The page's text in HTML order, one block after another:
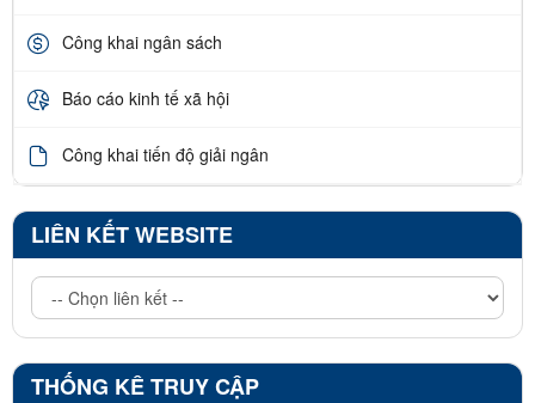
Công khai ngân sách
Báo cáo kinh tế xã hội
Công khai tiến độ giải ngân
LIÊN KẾT WEBSITE
THỐNG KÊ TRUY CẬP